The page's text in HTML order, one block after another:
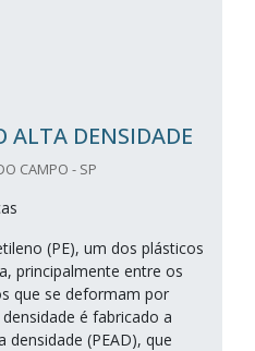
ALTA DENSIDADE
CAMPO - SP
(PE), um dos plásticos
principalmente entre os
que se deformam por
é fabricado a
(PEAD), que